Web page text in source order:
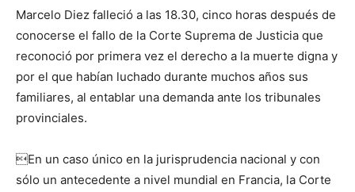
Marcelo Diez falleció a las 18.30, cinco horas después de
conocerse el fallo de la Corte Suprema de Justicia que
reconoció por primera vez el derecho a la muerte digna y
por el que habían luchado durante muchos años sus
familiares, al entablar una demanda ante los tribunales
provinciales.
En un caso único en la jurisprudencia nacional y con
sólo un antecedente a nivel mundial en Francia, la Corte